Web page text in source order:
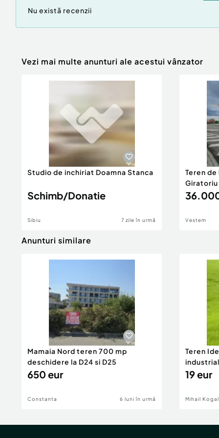
Nu există recenzii
Vezi mai multe anunturi ale acestui vânzator
Studio de inchiriat Doamna Stanca
Schimb/Donatie
Sibiu 7 zile în urmă
Teren de
Vestem
Anunturi similare
Mamaia Nord teren 700 mp
deschidere la D24 si D25
650 eur
Constanta 6 luni în urmă
Teren
DN2A
19 eur
Mihail